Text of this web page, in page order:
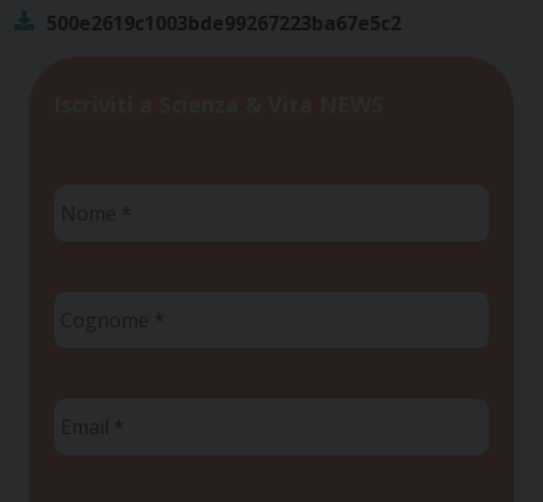
500e2619c1003bde99267223ba67e5c2